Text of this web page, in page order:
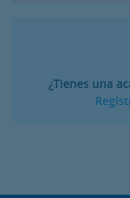
¿Tienes una